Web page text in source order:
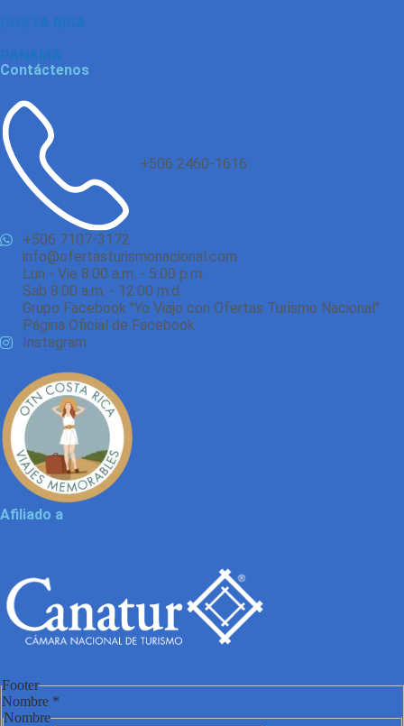
COSTA RICA
PANAMÁ
Contáctenos
+506 2460-1616
+506 7107-3172
info@ofertasturismonacional.com
Lun - Vie 8:00 a.m. - 5:00 p.m.
Sab 8:00 a.m. - 12:00 m.d.
Grupo Facebook "Yo Viajo con Ofertas Turismo Nacional"
Página Oficial de Facebook
Instagram
Afiliado a
Footer
Nombre *
Nombre